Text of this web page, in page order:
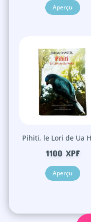
Aperçu
Pihiti, le Lori de Ua
1100XPF
Aperçu